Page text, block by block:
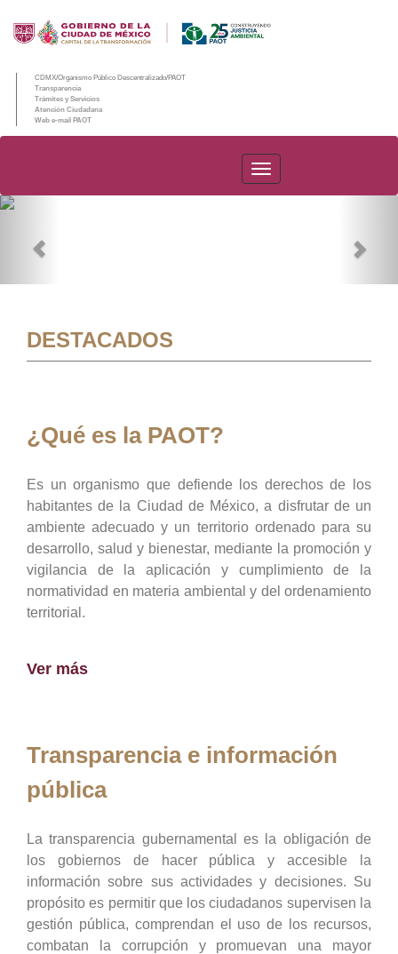
CDMX/Organismo Público Descentralizado/PAOT
Transparencia
Trámites y Servicios
Atención Ciudadana
Web e-mail PAOT
PAOT
DESTACADOS
¿Qué es la PAOT?
Es un organismo que defiende los derechos de los
habitantes de la Ciudad de México, a disfrutar de un
ambiente adecuado y un territorio ordenado para su
desarrollo, salud y bienestar, mediante la promoción y
vigilancia de la aplicación y cumplimiento de la
normatividad en materia ambiental y del ordenamiento
territorial.
Ver más
Transparencia e información
pública
La transparencia gubernamental es la obligación de
los gobiernos de hacer pública y accesible la
información sobre sus actividades y decisiones. Su
propósito es permitir que los ciudadanos supervisen la
gestión pública, comprendan el uso de los recursos,
combatan la corrupción y promuevan una mayor